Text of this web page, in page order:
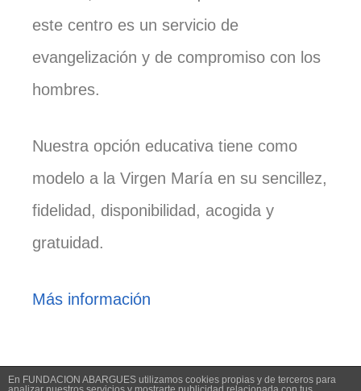
este centro es un servicio de
evangelización y de compromiso con los
hombres.
Nuestra opción educativa tiene como
modelo a la Virgen María en su sencillez,
fidelidad, disponibilidad, acogida y
gratuidad.
Más información
Aviso Legal|Política de Privacidad|Política de Cookies
En FUNDACION ABARGUES utilizamos cookies propias y de terceros para